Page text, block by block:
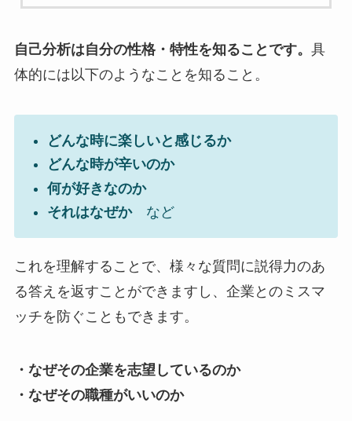
自己分析は自分の性格・特性を知ることです。 具
体的には以下のようなことを知ること。
どんな時に楽しいと感じるか
どんな時が辛いのか
何が好きなのか
それはなぜかなど
これを理解することで、様々な質問に説得力のあ
る答えを返すことができますし、企業とのミスマ
ッチを防ぐこともできます。
・なぜその企業を志望しているのか
・なぜその職種がいいのか